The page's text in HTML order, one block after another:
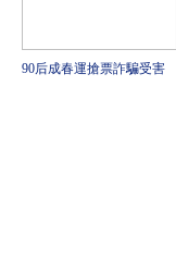
90后成春運搶票詐騙受害